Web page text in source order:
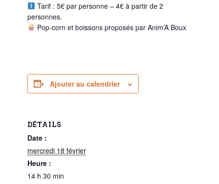
Tarif : 5€ par personne – 4€ à partir de 2
personnes.
Pop-corn et boissons proposés par Anim’A Boux
Ajouter au calendrier
DÉTAILS
Date :
mercredi 18 février
Heure :
14 h 30 min